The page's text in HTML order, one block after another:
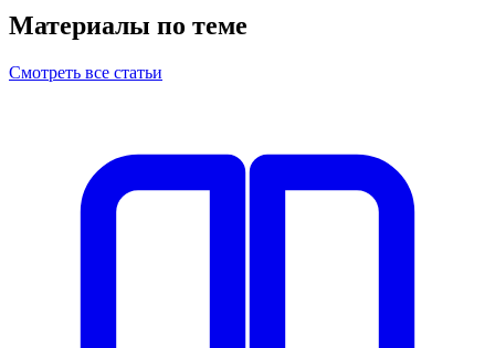
Материалы по теме
Смотреть все статьи